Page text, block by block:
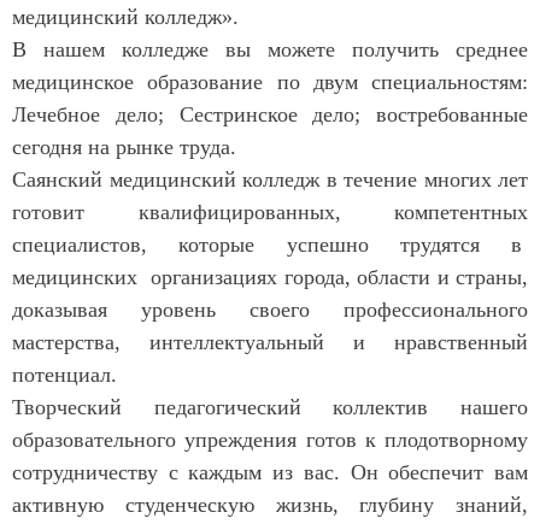
медицинский колледж».
В нашем колледже вы можете получить среднее
медицинское образование по двум специальностям:
Лечебное дело; Сестринское дело; востребованные
сегодня на рынке труда.
Саянский медицинский колледж в течение многих лет
готовит квалифицированных, компетентных
специалистов, которые успешно трудятся в
медицинских организациях города, области и страны,
доказывая уровень своего профессионального
мастерства, интеллектуальный и нравственный
потенциал.
Творческий педагогический коллектив нашего
образовательного упреждения готов к плодотворному
сотрудничеству с каждым из вас. Он обеспечит вам
активную студенческую жизнь, глубину знаний,